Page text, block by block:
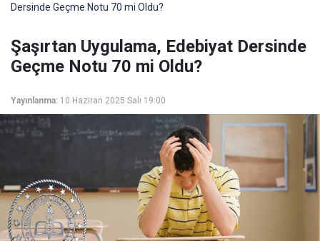
Dersinde Geçme Notu 70 mi Oldu?
Şaşırtan Uygulama, Edebiyat Dersinde
Geçme Notu 70 mi Oldu?
Yayınlanma: 10 Haziran 2025 Salı 19:00